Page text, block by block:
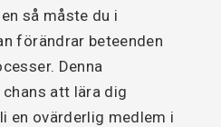
så måste du i
förändrar beteenden
Denna
att lära dig
en ovärderlig medlem i